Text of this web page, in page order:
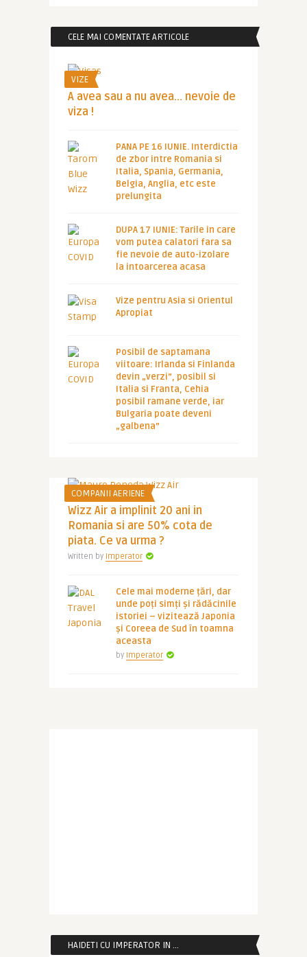
CELE MAI COMENTATE ARTICOLE
VIZE
A avea sau a nu avea… nevoie de
viza !
PANA PE 16 IUNIE. Interdictia
de zbor intre Romania si
Italia, Spania, Germania,
Belgia, Anglia, etc este
prelungita
DUPA 17 IUNIE: Tarile in care
vom putea calatori fara sa
fie nevoie de auto-izolare
la intoarcerea acasa
Vize pentru Asia si Orientul
Apropiat
Posibil de saptamana
viitoare: Irlanda si Finlanda
devin „verzi”, posibil si
Italia si Franta, Cehia
posibil ramane verde, iar
Bulgaria poate deveni
„galbena”
COMPANII AERIENE
Wizz Air a implinit 20 ani in
Romania si are 50% cota de
piata. Ce va urma ?
Written by Imperator
Cele mai moderne țări, dar
unde poți simți și rădăcinile
istoriei – vizitează Japonia
și Coreea de Sud în toamna
aceasta
by Imperator
HAIDETI CU IMPERATOR IN …